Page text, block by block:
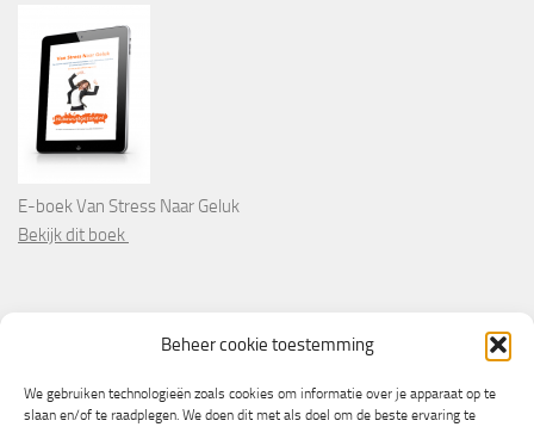
Beheer cookie toestemming
We gebruiken technologieën zoals cookies om informatie over je apparaat op te
slaan en/of te raadplegen. We doen dit met als doel om de beste ervaring te
E-boek Van Stress Naar Geluk
Bekijk dit boek